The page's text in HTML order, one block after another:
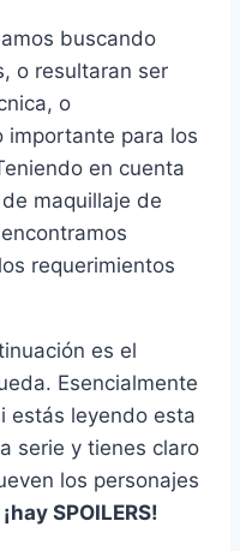
buscando
o resultaran ser
o
importante para los
en cuenta
maquillaje de
requerimientos
es el
Esencialmente
estás leyendo esta
serie y tienes claro
los personajes
SPOILERS!